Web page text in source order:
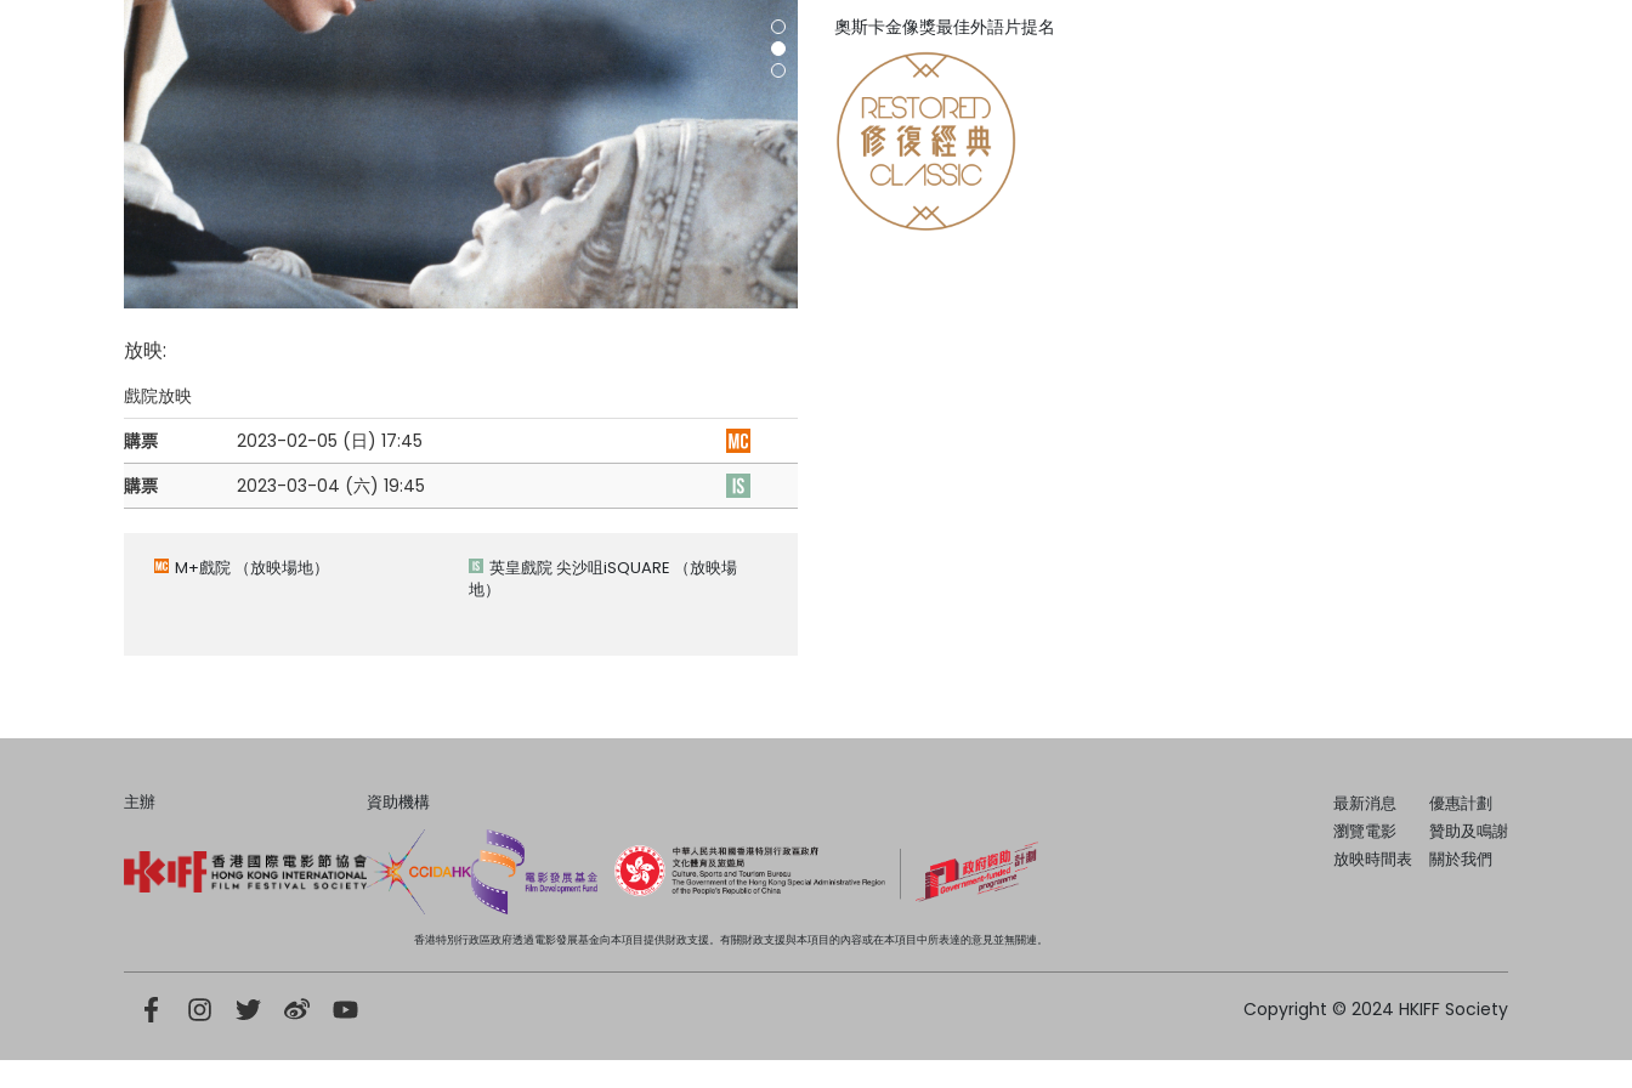
奧斯卡金像獎最佳外語片提名
放映:
戲院放映
購票
2023-02-05 (日) 17:45
購票
2023-03-04 (六) 19:45
M+戲院 （放映場地） 英皇戲院 尖沙咀iSQUARE （放映場
地）
主辦 資助機構
最新消息
瀏覽電影
放映時間表
優惠計劃
贊助及鳴謝
關於我們
香港特別行政區政府透過電影發展基金向本項目提供財政支援。有關財政支援與本項目的內容或在本項目中所表達的意見並無關連。
Copyright © 2024 HKIFF Society